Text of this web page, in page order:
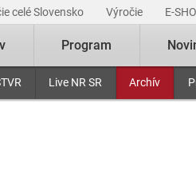
celé Slovensko Výročie E-
Live NR SR Archív
Program